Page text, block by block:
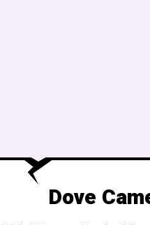
Dove